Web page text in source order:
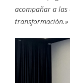
acompañar a las
transformación.»